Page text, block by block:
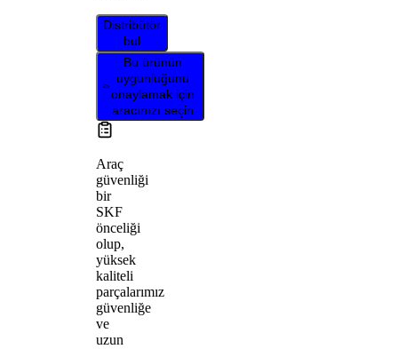
Distribütör
bul
Bu ürünün
uygunluğunu
onaylamak için
aracınızı seçin
Araç
güvenliği
bir
SKF
önceliği
olup,
yüksek
kaliteli
parçalarımız
güvenliğe
ve
uzun